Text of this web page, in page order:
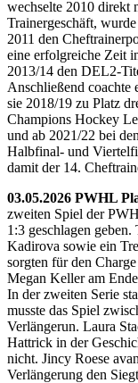
wechselte 2010 direkt
Trainergeschäft,
2011 den
eine erfolgreiche Zeit
2013/14 den DEL2-
Anschließend coachte
sie 2018/19 zu Platz
Champions Hockey
und ab 2021/22 bei
Halbfinal- und
damit der 14.
03.05.2026 PWHL
zweiten Spiel der
1:3 geschlagen
Kadirova sowie ein
sorgten für den
Megan Keller am
In der zweiten Serie
musste das Spiel
Verlängerun. Laura
Hattrick in der
nicht. Jincy Roese
Verlängerung den